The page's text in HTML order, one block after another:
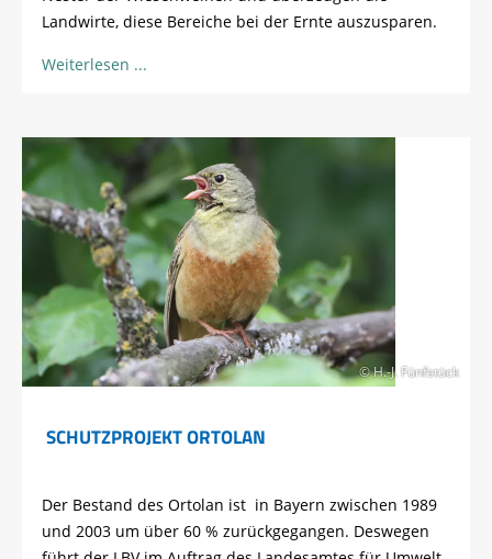
Landwirte, diese Bereiche bei der Ernte auszusparen.
Weiterlesen
© H.-J. Fünfstück
SCHUTZPROJEKT ORTOLAN
Der Bestand des Ortolan ist in Bayern zwischen 1989
und 2003 um über 60 % zurückgegangen. Deswegen